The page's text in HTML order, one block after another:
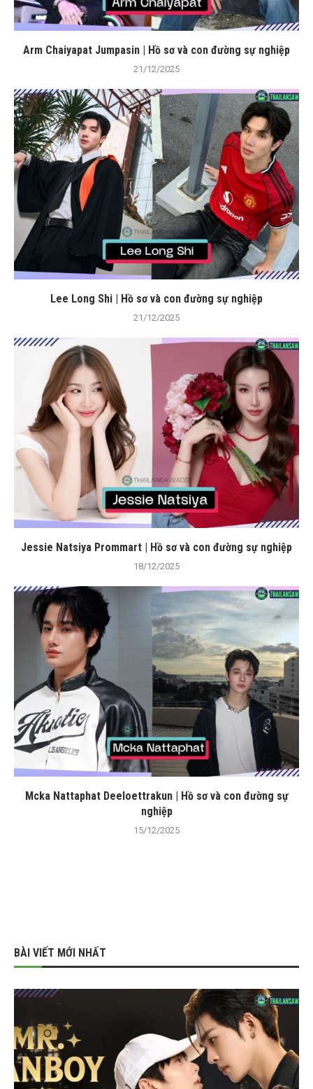
Arm Chaiyapat Jumpasin | Hồ sơ và con đường sự nghiệp
21/12/2025
Lee Long Shi | Hồ sơ và con đường sự nghiệp
21/12/2025
Jessie Natsiya Prommart | Hồ sơ và con đường sự nghiệp
18/12/2025
Mcka Nattaphat Deeloettrakun | Hồ sơ và con đường sự
nghiệp
15/12/2025
BÀI VIẾT MỚI NHẤT